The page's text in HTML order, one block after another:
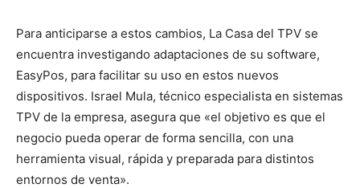
Para anticiparse a estos cambios, La Casa del TPV se
encuentra investigando adaptaciones de su software,
EasyPos, para facilitar su uso en estos nuevos
dispositivos. Israel Mula, técnico especialista en sistemas
TPV de la empresa, asegura que «el objetivo es que el
negocio pueda operar de forma sencilla, con una
herramienta visual, rápida y preparada para distintos
entornos de venta».